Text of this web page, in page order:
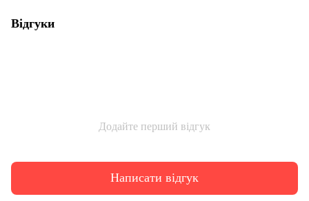
Відгуки
Додайте перший відгук
Написати відгук